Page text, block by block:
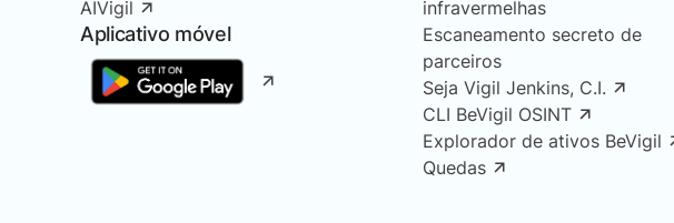
AIVigil
Aplicativo móvel
infravermelhas
Escaneamento secreto de
parceiros
Seja Vigil Jenkins, C.I.
CLI BeVigil OSINT
Explorador de ativos BeVigil
Quedas